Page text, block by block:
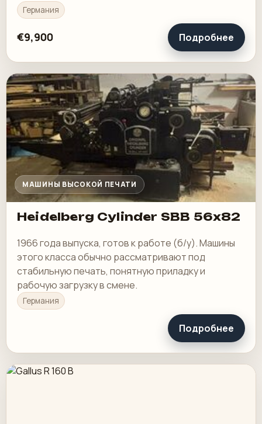
Германия
€9,900 Подробнее
МАШИНЫ ВЫСОКОЙ ПЕЧАТИ
Heidelberg Cylinder SBB 56x82
1966 года выпуска, готов к работе (б/у). Машины
этого класса обычно рассматривают под
стабильную печать, понятную приладку и
рабочую загрузку в смене.
Германия
Подробнее